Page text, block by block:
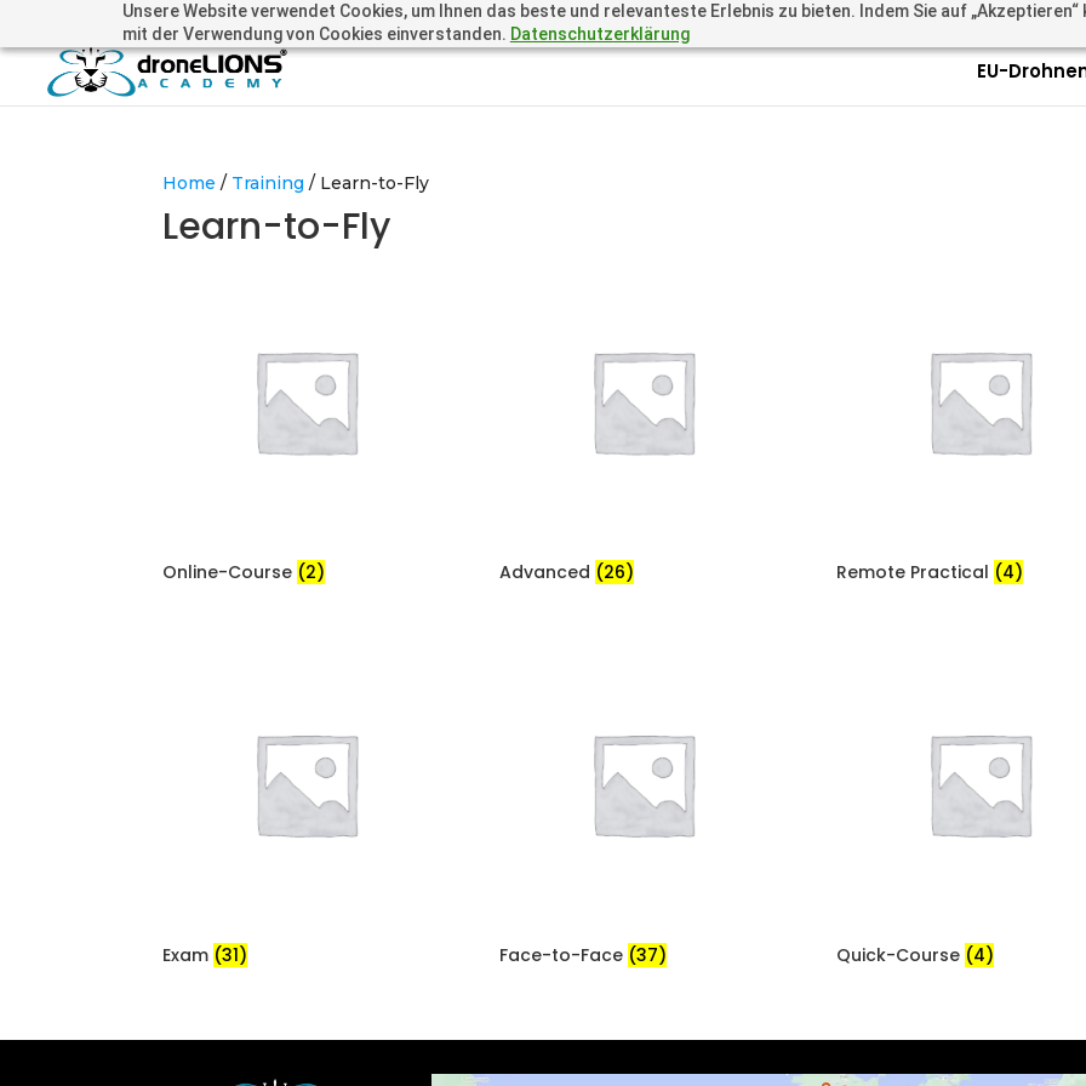
Unsere Website verwendet Cookies, um Ihnen das beste und relevanteste Erlebnis zu bieten. Indem Sie auf „Akzeptieren“
mit der Verwendung von Cookies einverstanden. Datenschutzerklärung
+41 44505 6667 oder +49 157 3598 0006 info@dronelions.academy Questions? Call
EU-
Home / Training / Learn-to-Fly
Learn-to-Fly
Online-Course (2) Advanced (26) Remote Practical (4)
Exam (31) Face-to-Face (37) Quick-Course (4)